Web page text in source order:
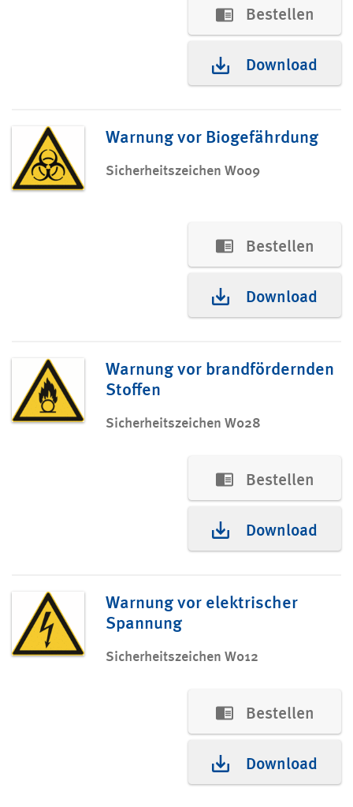
Bestellen
Download
Warnung vor Biogefährdung
Sicherheitszeichen W009
Bestellen
Download
Warnung vor brandfördernden
Stoffen
Sicherheitszeichen W028
Bestellen
Download
Warnung vor elektrischer
Spannung
Sicherheitszeichen W012
Bestellen
Download